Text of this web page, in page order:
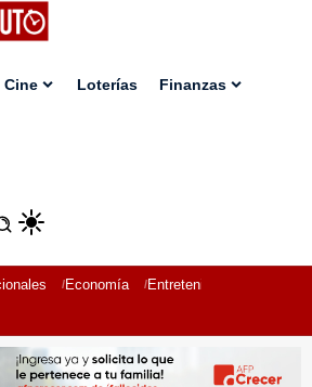
Cine Loterías Finanzas
Economía Entretenimiento